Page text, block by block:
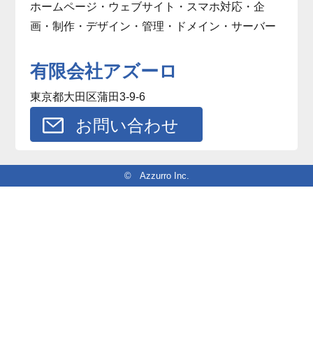
ホームページ・ウェブサイト・スマホ対応・企
画・制作・デザイン・管理・ドメイン・サーバー
有限会社アズーロ
東京都大田区蒲田3-9-6
お問い合わせ
© Azzurro Inc.